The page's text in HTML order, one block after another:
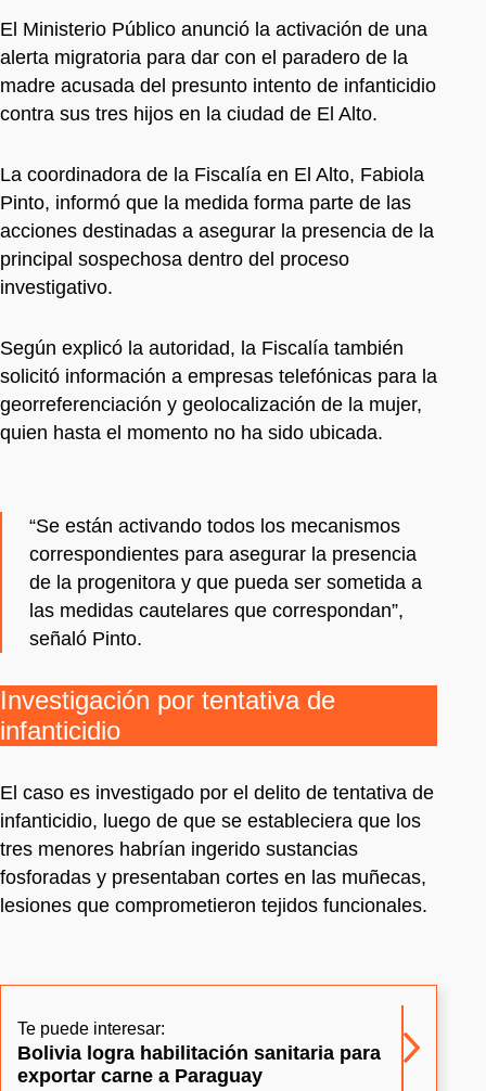
El Ministerio Público anunció la activación de una
alerta migratoria para dar con el paradero de la
madre acusada del presunto intento de infanticidio
contra sus tres hijos en la ciudad de El Alto.
La coordinadora de la Fiscalía en El Alto, Fabiola
Pinto, informó que la medida forma parte de las
acciones destinadas a asegurar la presencia de la
principal sospechosa dentro del proceso
investigativo.
Según explicó la autoridad, la Fiscalía también
solicitó información a empresas telefónicas para la
georreferenciación y geolocalización de la mujer,
quien hasta el momento no ha sido ubicada.
“Se están activando todos los mecanismos
correspondientes para asegurar la presencia
de la progenitora y que pueda ser sometida a
las medidas cautelares que correspondan”,
señaló Pinto.
Investigación por tentativa de
infanticidio
El caso es investigado por el delito de tentativa de
infanticidio, luego de que se estableciera que los
tres menores habrían ingerido sustancias
fosforadas y presentaban cortes en las muñecas,
lesiones que comprometieron tejidos funcionales.
Te puede interesar:
Bolivia logra habilitación sanitaria para
exportar carne a Paraguay